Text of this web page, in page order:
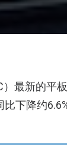
）最新的平
下降约